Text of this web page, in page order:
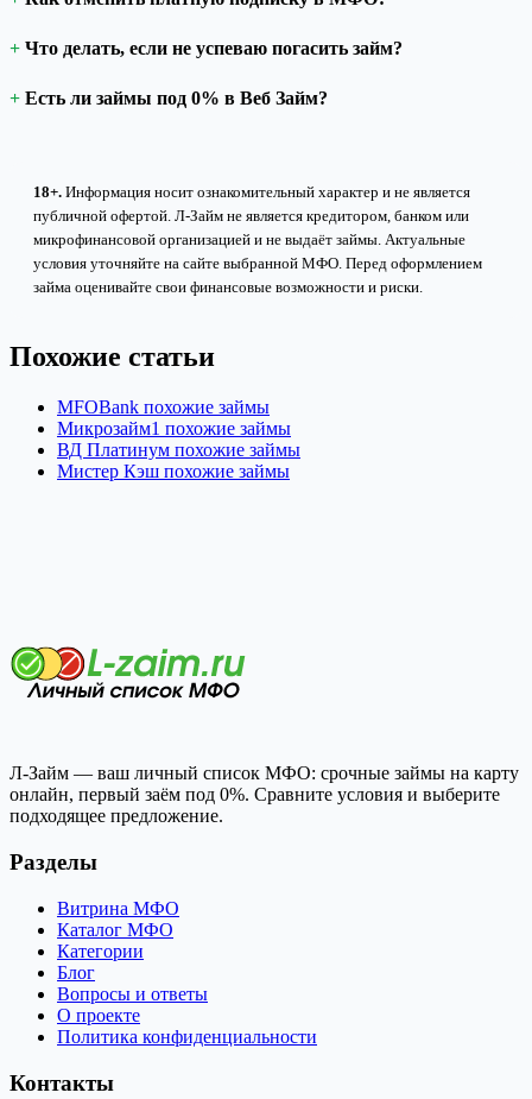
Что делать, если не успеваю погасить займ?
Есть ли займы под 0% в Веб Займ?
18+. Информация носит ознакомительный характер и не является
публичной офертой. Л-Займ не является кредитором, банком или
микрофинансовой организацией и не выдаёт займы. Актуальные
условия уточняйте на сайте выбранной МФО. Перед оформлением
займа оценивайте свои финансовые возможности и риски.
Похожие статьи
MFOBank похожие займы
Микрозайм1 похожие займы
ВД Платинум похожие займы
Мистер Кэш похожие займы
Л-Займ — ваш личный список МФО: срочные займы на карту
онлайн, первый заём под 0%. Сравните условия и выберите
подходящее предложение.
Разделы
Витрина МФО
Каталог МФО
Категории
Блог
Вопросы и ответы
О проекте
Политика конфиденциальности
Контакты